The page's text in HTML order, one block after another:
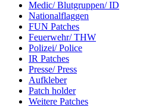
Medic/ Blutgruppen/ ID
Nationalflaggen
FUN Patches
Feuerwehr/ THW
Polizei/ Police
IR Patches
Presse/ Press
Aufkleber
Patch holder
Weitere Patches